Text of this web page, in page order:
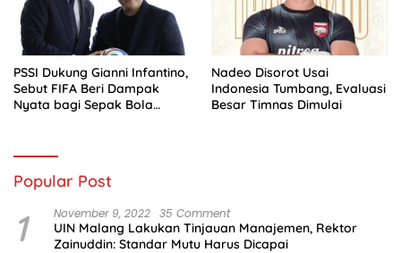
PSSI Dukung Gianni Infantino,
Sebut FIFA Beri Dampak
Nyata bagi Sepak Bola
Nadeo Disorot Usai
Indonesia Tumbang, Evaluasi
Besar Timnas Dimulai
Popular Post
1 November 9, 2022 35 Comment
UIN Malang Lakukan Tinjauan Manajemen, Rektor
Zainuddin: Standar Mutu Harus Dicapai